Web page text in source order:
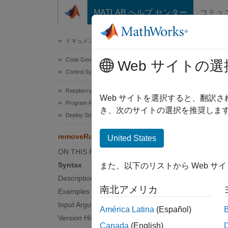
コンテンツへスキップ
MATLAB ヘルプ センター コミュ
ドキュメンテーションのホーム
Code Generation
Control Systems
Raspberry Pi Blockset
Program Raspberry Pi Using Simulink
Deploy Standalone Applications from Models
removeRunOnBoot
ON THIS PAGE
Syntax
Description
Examples
Input Arguments
Version History
Web サイトの選
Web サイトを選択すると、翻訳
き、次のサイトの選択を推奨しま
United States
また、以下のリストから Web サ
南北アメリカ
América Latina (Español)
Canada (English)